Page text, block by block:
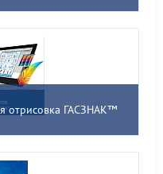
отрисовка ГАСЗНАК™